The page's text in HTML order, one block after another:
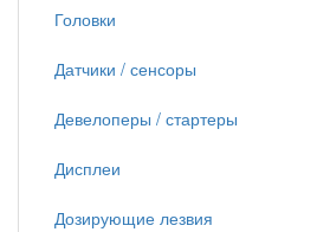
Головки
Датчики / сенсоры
Девелоперы / стартеры
Дисплеи
Дозирующие лезвия